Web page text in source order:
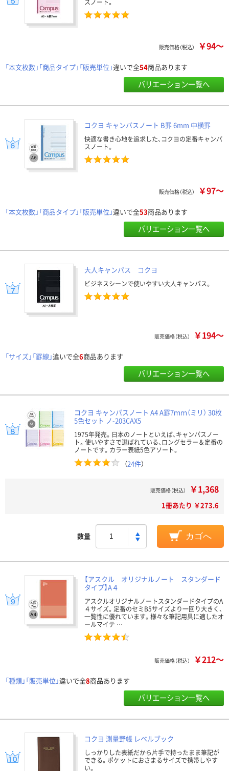
スノート。
販売価格（税込） ￥94～
「本文枚数」「商品タイプ」「販売単位」違いで全54商品あります
バリエーション一覧へ
コクヨ キャンパスノート B罫 6mm 中横罫
快適な書き心地を追求した、コクヨの定番キャンパ
スノート。
販売価格（税込） ￥97～
「本文枚数」「商品タイプ」「販売単位」違いで全53商品あります
バリエーション一覧へ
大人キャンパス コクヨ
ビジネスシーンで使いやすい大人キャンパス。
販売価格（税込） ￥194～
「サイズ」「罫線」違いで全6商品あります
バリエーション一覧へ
コクヨ キャンパスノート A4 A罫7ｍｍ（ミリ） 30枚
5色セット ノ-203CAX5
1975年発売。日本のノートといえば、キャンパスノー
ト。使いやすさで選ばれている、ロングセラー＆定番の
ノートです。カラー表紙5色アソート。
（24件）
販売価格（税込） ￥1,368
1冊あたり ￥273.6
数量 カゴへ
【アスクル オリジナルノート スタンダード
タイプ】A４
アスクルオリジナルノートスタンダードタイプのA
４サイズ。定番のセミB5サイズより一回り大きく、
一覧性に優れています。様々な筆記用具に適したオ
ールマイテ …
販売価格（税込） ￥212～
「種類」「販売単位」違いで全8商品あります
バリエーション一覧へ
コクヨ 測量野帳 レベルブック
しっかりした表紙だから片手で持ったまま筆記が
できる。ポケットにおさまるサイズで携帯しやす
い。